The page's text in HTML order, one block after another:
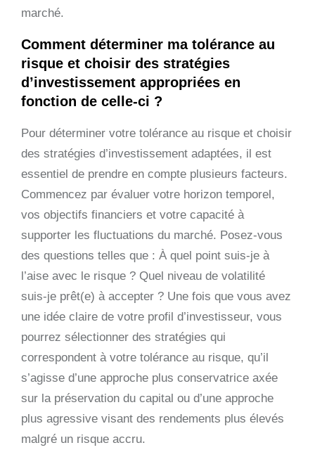
marché.
Comment déterminer ma tolérance au
risque et choisir des stratégies
d’investissement appropriées en
fonction de celle-ci ?
Pour déterminer votre tolérance au risque et choisir
des stratégies d’investissement adaptées, il est
essentiel de prendre en compte plusieurs facteurs.
Commencez par évaluer votre horizon temporel,
vos objectifs financiers et votre capacité à
supporter les fluctuations du marché. Posez-vous
des questions telles que : À quel point suis-je à
l’aise avec le risque ? Quel niveau de volatilité
suis-je prêt(e) à accepter ? Une fois que vous avez
une idée claire de votre profil d’investisseur, vous
pourrez sélectionner des stratégies qui
correspondent à votre tolérance au risque, qu’il
s’agisse d’une approche plus conservatrice axée
sur la préservation du capital ou d’une approche
plus agressive visant des rendements plus élevés
malgré un risque accru.